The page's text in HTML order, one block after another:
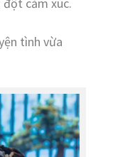
tình vừa